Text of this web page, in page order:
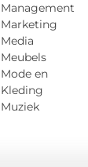
Management
Marketing
Media
Meubels
Mode en
Kleding
Muziek